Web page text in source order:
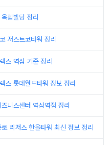
림빌딩 정리
저스트코타워 정리
스 역삼 기준 정리
스 롯데월드타워 정보 정리
니스센터 역삼역점 정리
리저스 한올타워 최신 정보 정리